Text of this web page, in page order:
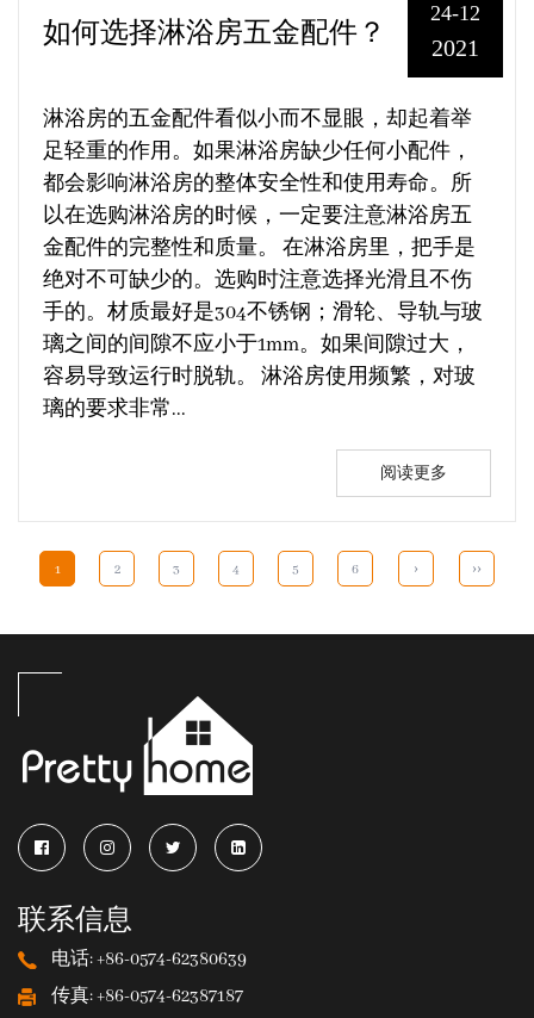
24-12
2021
如何选择淋浴房五金配件？
淋浴房的五金配件看似小而不显眼，却起着举
足轻重的作用。如果淋浴房缺少任何小配件，
都会影响淋浴房的整体安全性和使用寿命。所
以在选购淋浴房的时候，一定要注意淋浴房五
金配件的完整性和质量。 在淋浴房里，把手是
绝对不可缺少的。选购时注意选择光滑且不伤
手的。材质最好是304不锈钢；滑轮、导轨与玻
璃之间的间隙不应小于1mm。如果间隙过大，
容易导致运行时脱轨。 淋浴房使用频繁，对玻
璃的要求非常...
阅读更多
1 2 3 4 5 6 › ››
联系信息
电话: +86-0574-62380639
传真: +86-0574-62387187